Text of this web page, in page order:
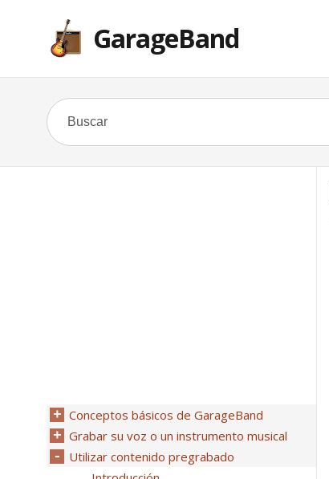
GarageBand
Conceptos básicos de GarageBand
Grabar su voz o un instrumento musical
Utilizar contenido pregrabado